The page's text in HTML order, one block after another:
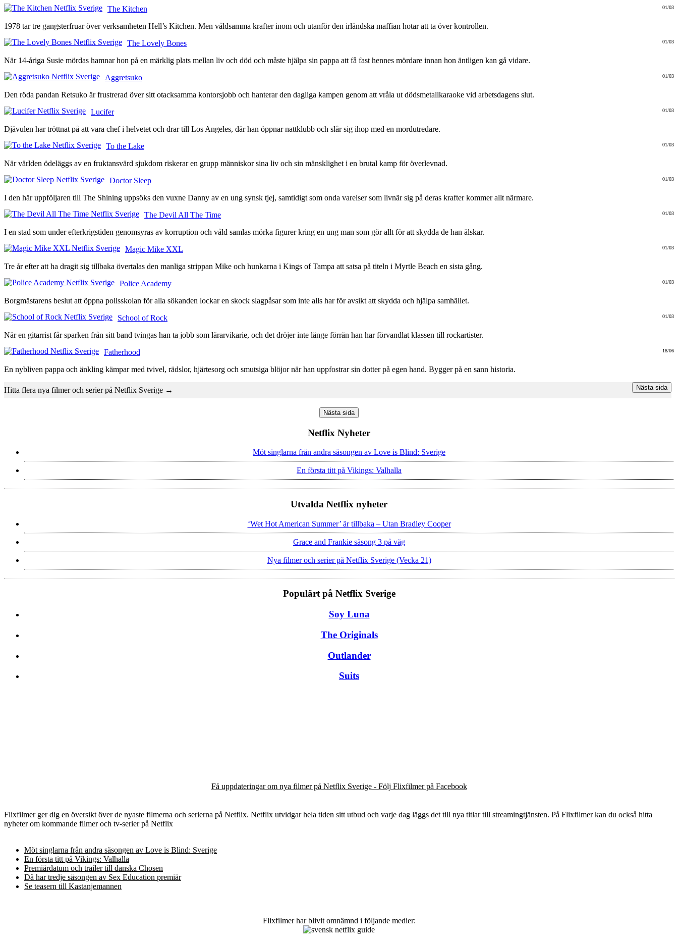
01/03
The Kitchen
1978 tar tre gangsterfruar över verksamheten Hell’s Kitchen. Men våldsamma krafter inom och utanför den irländska maffian hotar att ta över kontrollen.
01/03
The Lovely Bones
När 14-åriga Susie mördas hamnar hon på en märklig plats mellan liv och död och måste hjälpa sin pappa att få fast hennes mördare innan hon äntligen kan gå vidare.
01/03
Aggretsuko
Den röda pandan Retsuko är frustrerad över sitt otacksamma kontorsjobb och hanterar den dagliga kampen genom att vråla ut dödsmetallkaraoke vid arbetsdagens slut.
01/03
Lucifer
Djävulen har tröttnat på att vara chef i helvetet och drar till Los Angeles, där han öppnar nattklubb och slår sig ihop med en mordutredare.
01/03
To the Lake
När världen ödeläggs av en fruktansvärd sjukdom riskerar en grupp människor sina liv och sin mänsklighet i en brutal kamp för överlevnad.
01/03
Doctor Sleep
I den här uppföljaren till The Shining uppsöks den vuxne Danny av en ung synsk tjej, samtidigt som onda varelser som livnär sig på deras krafter kommer allt närmare.
01/03
The Devil All The Time
I en stad som under efterkrigstiden genomsyras av korruption och våld samlas mörka figurer kring en ung man som gör allt för att skydda de han älskar.
01/03
Magic Mike XXL
Tre år efter att ha dragit sig tillbaka övertalas den manliga strippan Mike och hunkarna i Kings of Tampa att satsa på titeln i Myrtle Beach en sista gång.
01/03
Police Academy
Borgmästarens beslut att öppna polisskolan för alla sökanden lockar en skock slagpåsar som inte alls har för avsikt att skydda och hjälpa samhället.
01/03
School of Rock
När en gitarrist får sparken från sitt band tvingas han ta jobb som lärarvikarie, och det dröjer inte länge förrän han har förvandlat klassen till rockartister.
18/06
Fatherhood
En nybliven pappa och änkling kämpar med tvivel, rädslor, hjärtesorg och smutsiga blöjor när han uppfostrar sin dotter på egen hand. Bygger på en sann historia.
Hitta flera nya filmer och serier på Netflix Sverige → Nästa sida
Nästa sida
Netflix Nyheter
Möt singlarna från andra säsongen av Love is Blind: Sverige
En första titt på Vikings: Valhalla
Utvalda Netflix nyheter
‘Wet Hot American Summer’ är tillbaka – Utan Bradley Cooper
Grace and Frankie säsong 3 på väg
Nya filmer och serier på Netflix Sverige (Vecka 21)
Populärt på Netflix Sverige
Soy Luna
The Originals
Outlander
Suits
Få uppdateringar om nya filmer på Netflix Sverige - Följ Flixfilmer på Facebook
Flixfilmer ger dig en översikt över de nyaste filmerna och serierna på Netflix. Netflix utvidgar hela tiden sitt utbud och varje dag läggs det till nya titlar till streamingtjänsten. På Flixfilmer kan du också hitta
nyheter om kommande filmer och tv-serier på Netflix
Möt singlarna från andra säsongen av Love is Blind: Sverige
En första titt på Vikings: Valhalla
Premiärdatum och trailer till danska Chosen
Då har tredje säsongen av Sex Education premiär
Se teasern till Kastanjemannen
Flixfilmer har blivit omnämnd i följande medier: